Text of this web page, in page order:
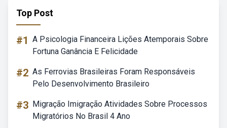
Top Post
#1 A Psicologia Financeira Lições Atemporais Sobre
Fortuna Ganância E Felicidade
#2 As Ferrovias Brasileiras Foram Responsáveis
Pelo Desenvolvimento Brasileiro
#3 Migração Imigração Atividades Sobre Processos
Migratórios No Brasil 4 Ano